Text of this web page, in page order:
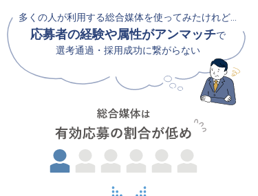
多くの人が利用する総合媒体を使ってみたけれど…
応募者の経験や属性がアンマッチで
選考通過・採用成功に繋がらない